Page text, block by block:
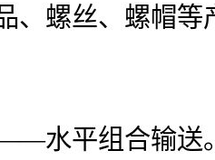
、螺丝、螺帽
平组合输送